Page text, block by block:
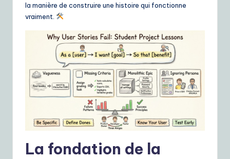
o
A
w
la manière de construire une histoire qui fonctionne
vraiment.
La fondation de la